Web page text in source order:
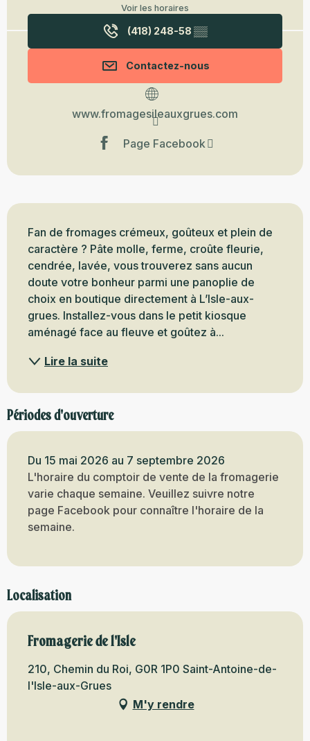
Voir les horaires
(418) 248-58 ▒▒
Contactez-nous
www.fromagesileauxgrues.com
Page Facebook
Description
Fan de fromages crémeux, goûteux et plein de
caractère ? Pâte molle, ferme, croûte fleurie,
cendrée, lavée, vous trouverez sans aucun
doute votre bonheur parmi une panoplie de
choix en boutique directement à L’Isle-aux-
grues. Installez-vous dans le petit kiosque
aménagé face au fleuve et goûtez à...
Lire la suite
Périodes d'ouverture
Du 15 mai 2026 au 7 septembre 2026
L'horaire du comptoir de vente de la fromagerie
varie chaque semaine. Veuillez suivre notre
page Facebook pour connaître l'horaire de la
semaine.
Localisation
Fromagerie de l'Isle
210, Chemin du Roi, G0R 1P0 Saint-Antoine-de-
l'Isle-aux-Grues
M'y rendre